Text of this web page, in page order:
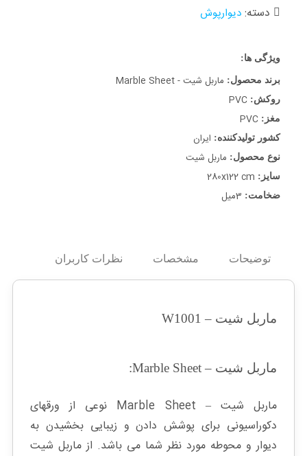
دسته: دیوارپوش
ویژگی ها:
برند محصول: ماربل شیت - Marble Sheet
روکش: PVC
مغز: PVC
کشور تولیدکننده: ایران
نوع محصول: ماربل شیت
سایز: 280x122 cm
ضخامت: 3میل
توضیحات مشخصات نظرات کاربران
ماربل شیت – W1001
ماربل شیت – Marble Sheet:
ماربل شیت – Marble Sheet نوعی از ورقهای
دکوراسیونی برای پوشش دادن و زیبایی بخشیدن به
دیوار و محوطه مورد نظر شما می باشد. از ماربل شیت